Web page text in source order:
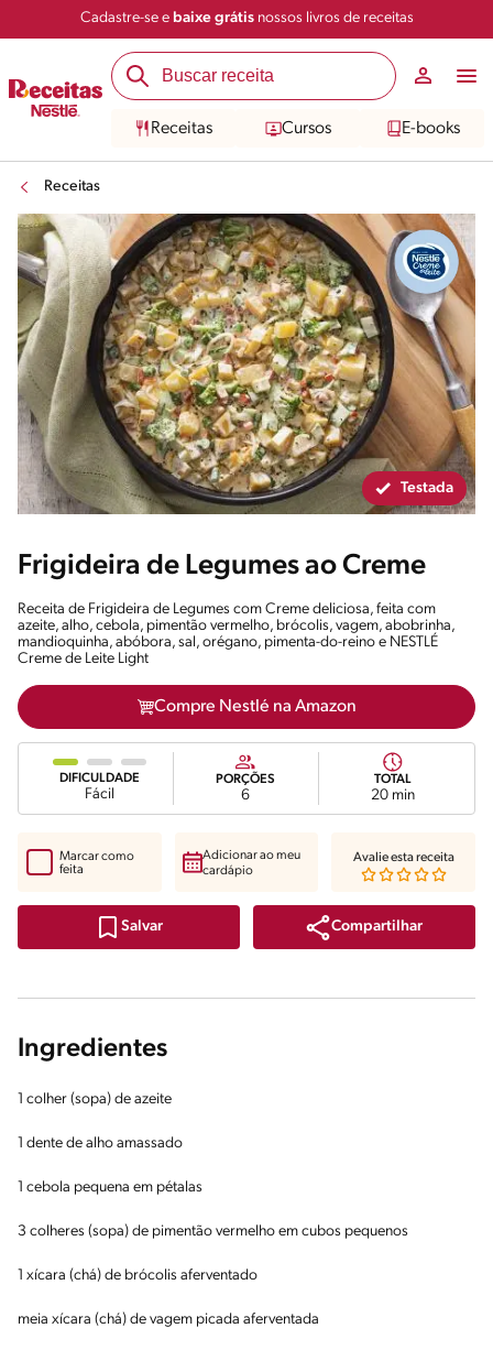
Cadastre-se e baixe grátisnossos livros de receitas
Receitas Cursos E-books
Receitas
Salvar Compartilhar
Testada
Frigideira de Legumes ao Creme
Receita de Frigideira de Legumes com Creme deliciosa, feita com
azeite, alho, cebola, pimentão vermelho, brócolis, vagem, abobrinha,
mandioquinha, abóbora, sal, orégano, pimenta-do-reino e NESTLÉ
Creme de Leite Light
Compre Nestlé na Amazon
DIFICULDADE
Fácil
PORÇÕES
6
TOTAL
20 min
Salvar Compartilhar
Marcar como
feita
Adicionar ao meu
cardápio
Avalie esta receita
Ingredientes
1 colher (sopa) de azeite
1 dente de alho amassado
1 cebola pequena em pétalas
3 colheres (sopa) de pimentão vermelho em cubos pequenos
1 xícara (chá) de brócolis aferventado
meia xícara (chá) de vagem picada aferventada